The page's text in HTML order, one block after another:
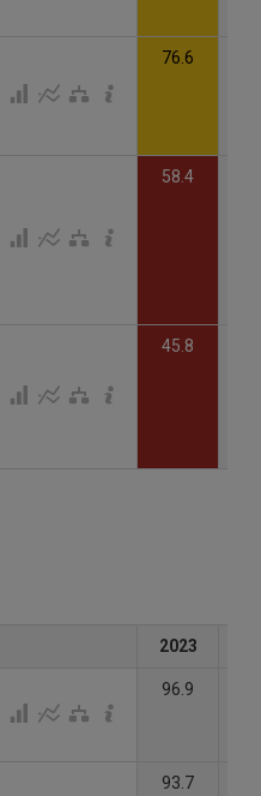
76.6
58.4
45.8
2023
96.9
93.7